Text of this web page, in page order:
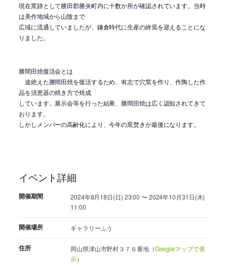
現在窯跡として勝田郡勝央町内に十数か所が確認されています。当時
は美作地域から山陰まで
広域に流通していましたが、鎌倉時代に生産の終焉を迎えることにな
りました。
勝間田焼復活会とは
途絶えた勝間田焼を復活するため、有志で穴窯を作り、作陶した作
品を須恵器の焼き方で焼成
しています。展示会等を行った結果、勝間田焼は広く認知されてきて
おります。
しかしメンバーの高齢化により、今年の窯焚きが最後になります。
イベント詳細
開催期間
2024年8月18日(日) 23:00 〜 2024年10月31日(木)
11:00
開催場所 ギャラリーふう
住所 岡山県津山市野村３７６番地（Googleマップで表
示）